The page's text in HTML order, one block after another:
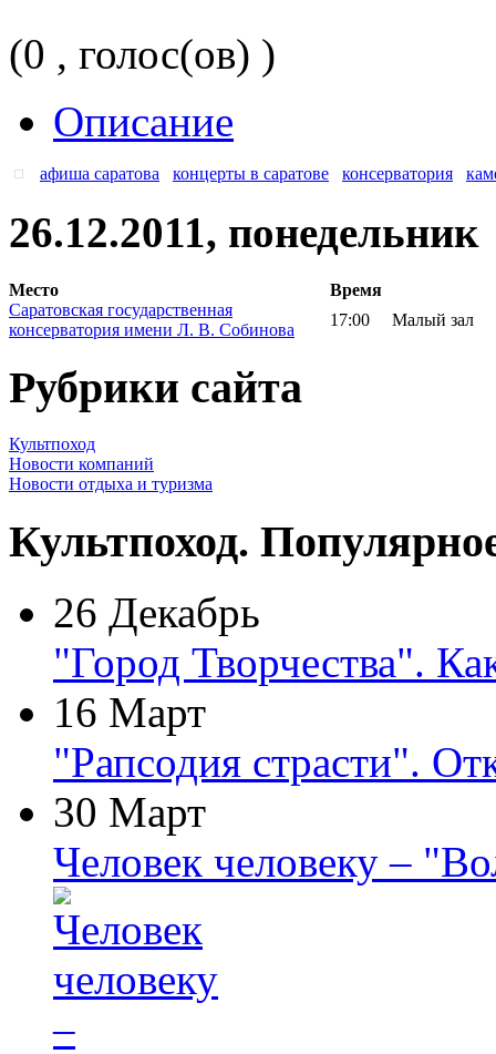
(0 , голос(ов) )
Описание
афиша саратова концерты в саратове консерватория
26.12.2011, понедельник
Место
Время
Саратовская государственная
консерватория имени Л. В. Собинова
17:00 Малый зал
Рубрики сайта
Культпоход
Новости компаний
Новости отдыха и туризма
Культпоход.
26 Декабрь
"Город Творчества".
16 Март
"Рапсодия страсти".
30 Март
Человек человеку –